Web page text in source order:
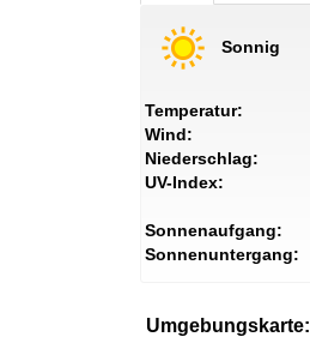
Sonnig
Temperatur:
Wind:
Niederschlag:
UV-Index:
Sonnenaufgang:
Sonnenuntergang:
Umgebungskarte: